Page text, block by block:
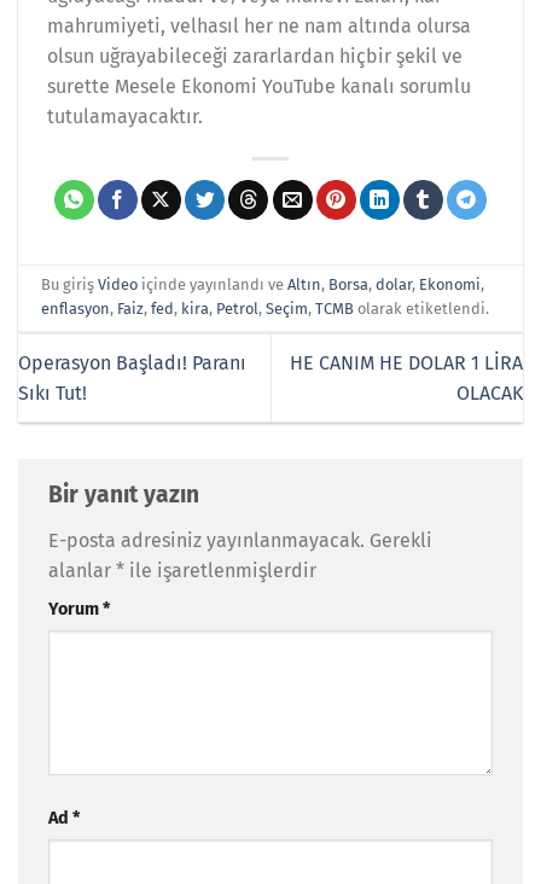
mahrumiyeti, velhasıl her ne nam altında olursa
olsun uğrayabileceği zararlardan hiçbir şekil ve
surette Mesele Ekonomi YouTube kanalı sorumlu
tutulamayacaktır.
Bu girişVideo içinde yayınlandı veAltın, Borsa,dolar, Ekonomi,
enflasyon, Faiz,fed, kira, Petrol,Seçim,TCMB olarak etiketlendi.
Operasyon Başladı! Paranı
Sıkı Tut!
HE CANIM HE DOLAR 1 LİRA
OLACAK
Bir yanıt yazın
E-posta adresiniz yayınlanmayacak. Gerekli
alanlar * ile işaretlenmişlerdir
Yorum*
Ad *